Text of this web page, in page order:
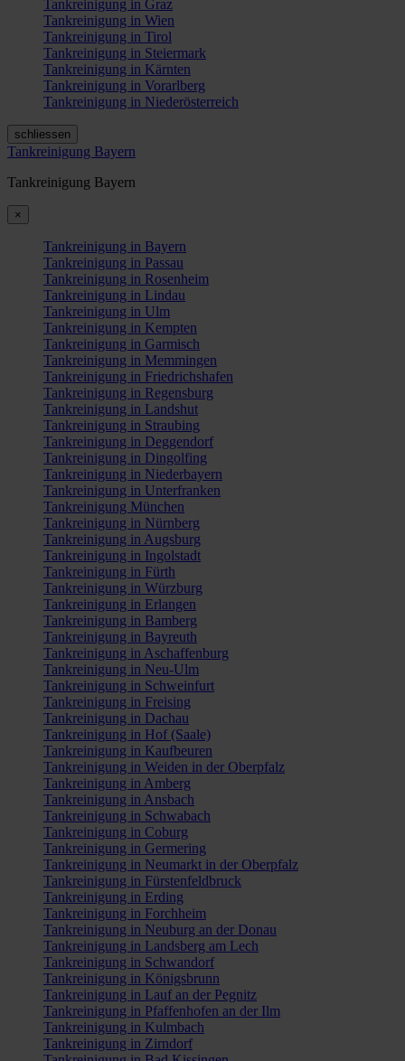
Tankreinigung in Graz
Tankreinigung in Wien
Tankreinigung in Tirol
Tankreinigung in Steiermark
Tankreinigung in Kärnten
Tankreinigung in Vorarlberg
Tankreinigung in Niederösterreich
schliessen
Tankreinigung Bayern
Tankreinigung Bayern
×
Tankreinigung in Bayern
Tankreinigung in Passau
Tankreinigung in Rosenheim
Tankreinigung in Lindau
Tankreinigung in Ulm
Tankreinigung in Kempten
Tankreinigung in Garmisch
Tankreinigung in Memmingen
Tankreinigung in Friedrichshafen
Tankreinigung in Regensburg
Tankreinigung in Landshut
Tankreinigung in Straubing
Tankreinigung in Deggendorf
Tankreinigung in Dingolfing
Tankreinigung in Niederbayern
Tankreinigung in Unterfranken
Tankreinigung München
Tankreinigung in Nürnberg
Tankreinigung in Augsburg
Tankreinigung in Ingolstadt
Tankreinigung in Fürth
Tankreinigung in Würzburg
Tankreinigung in Erlangen
Tankreinigung in Bamberg
Tankreinigung in Bayreuth
Tankreinigung in Aschaffenburg
Tankreinigung in Neu-Ulm
Tankreinigung in Schweinfurt
Tankreinigung in Freising
Tankreinigung in Dachau
Tankreinigung in Hof (Saale)
Tankreinigung in Kaufbeuren
Tankreinigung in Weiden in der Oberpfalz
Tankreinigung in Amberg
Tankreinigung in Ansbach
Tankreinigung in Schwabach
Tankreinigung in Coburg
Tankreinigung in Germering
Tankreinigung in Neumarkt in der Oberpfalz
Tankreinigung in Fürstenfeldbruck
Tankreinigung in Erding
Tankreinigung in Forchheim
Tankreinigung in Neuburg an der Donau
Tankreinigung in Landsberg am Lech
Tankreinigung in Schwandorf
Tankreinigung in Königsbrunn
Tankreinigung in Lauf an der Pegnitz
Tankreinigung in Pfaffenhofen an der Ilm
Tankreinigung in Kulmbach
Tankreinigung in Zirndorf